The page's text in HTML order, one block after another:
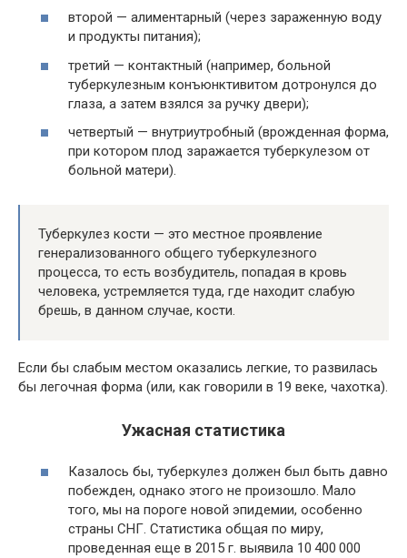
второй — алиментарный (через зараженную воду
и продукты питания);
третий — контактный (например, больной
туберкулезным конъюнктивитом дотронулся до
глаза, а затем взялся за ручку двери);
четвертый — внутриутробный (врожденная форма,
при котором плод заражается туберкулезом от
больной матери).
Туберкулез кости — это местное проявление
генерализованного общего туберкулезного
процесса, то есть возбудитель, попадая в кровь
человека, устремляется туда, где находит слабую
брешь, в данном случае, кости.
Если бы слабым местом оказались легкие, то развилась
бы легочная форма (или, как говорили в 19 веке, чахотка).
Ужасная статистика
Казалось бы, туберкулез должен был быть давно
побежден, однако этого не произошло. Мало
того, мы на пороге новой эпидемии, особенно
страны СНГ. Статистика общая по миру,
проведенная еще в 2015 г. выявила 10 400 000